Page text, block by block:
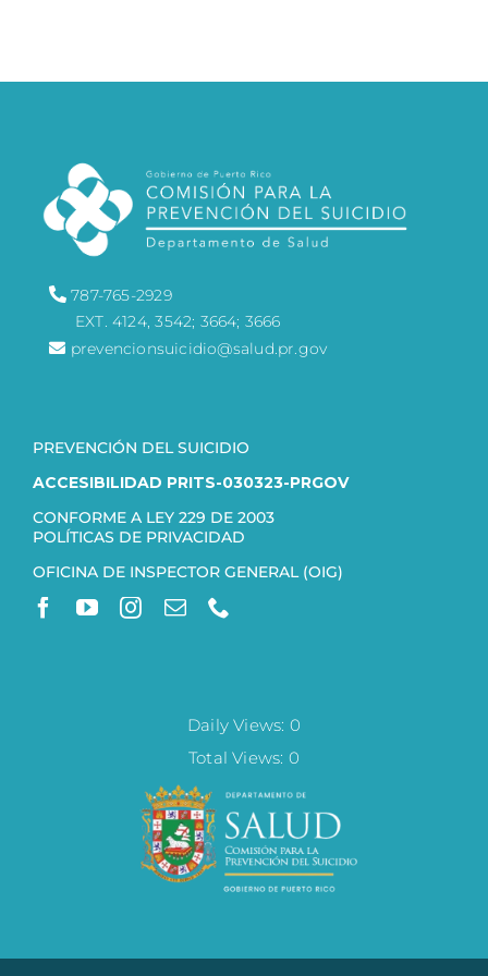
English
787-765-2929
EXT. 4124, 3542; 3664; 3666
prevencionsuicidio@salud.pr.gov
PREVENCIÓN DEL SUICIDIO
ACCESIBILIDAD PRITS-030323-PRGOV
CONFORME A LEY 229 DE 2003
POLÍTICAS DE PRIVACIDAD
OFICINA DE INSPECTOR GENERAL (OIG)
Daily Views: 0
Total Views: 0